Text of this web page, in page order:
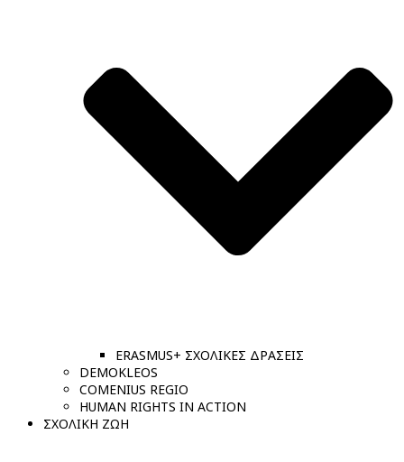
ERASMUS+ ΣΧΟΛΙΚΕΣ ΔΡΑΣΕΙΣ
DEMOKLEOS
COMENIUS REGIO
HUMAN RIGHTS IN ACTION
ΣΧΟΛΙΚΗ ΖΩΗ